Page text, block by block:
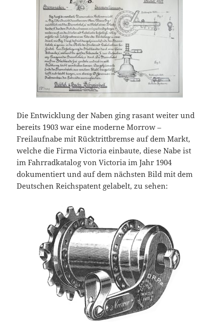
Die Entwicklung der Naben ging rasant weiter und
bereits 1903 war eine moderne Morrow –
Freilaufnabe mit Rücktrittbremse auf dem Markt,
welche die Firma Victoria einbaute, diese Nabe ist
im Fahrradkatalog von Victoria im Jahr 1904
dokumentiert und auf dem nächsten Bild mit dem
Deutschen Reichspatent gelabelt, zu sehen: